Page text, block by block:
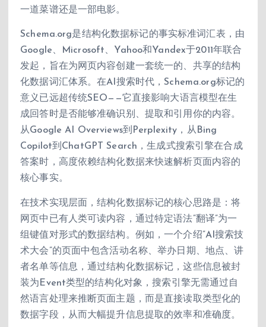
一道菜谱还是一部电影。
Schema.org是结构化数据标记的事实标准词汇表，由
Google、Microsoft、Yahoo和Yandex于2011年联合
发起，旨在为网页内容创建一套统一的、共享的结构
化数据词汇体系。在AI搜索时代，Schema.org标记的
意义已远超传统SEO——它直接影响大语言模型在生
成回答时是否能够准确识别、提取和引用你的内容。
从Google AI Overviews到Perplexity，从Bing
Copilot到ChatGPT Search，生成式搜索引擎在合成
答案时，高度依赖结构化数据来快速解析页面内容的
核心事实。
在技术实现层面，结构化数据标记的核心思路是：将
网页中已有人类可读内容，通过特定语法”翻译”为一
组键值对形式的数据结构。例如，一个介绍”AI搜索技
术大会”的页面中包含活动名称、举办日期、地点、讲
者名单等信息，通过结构化数据标记，这些信息被封
装为Event类型的结构化对象，搜索引擎无需通过自
然语言处理来推断页面主题，而是直接读取类型化的
数据字段，从而大幅提升信息提取的效率和准确度。